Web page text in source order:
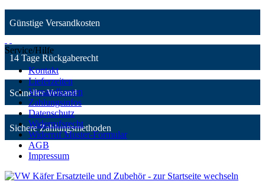
Günstige Versandkosten
14 Tage Rückgaberecht
Schneller Versand
Sichere Zahlungsmethoden
Service/Hilfe
Kontakt
Lieferzeiten
Versandkosten
Zahlungsinfos
Datenschutz
Widerrufsrecht
Widerruf Muster-Formular
AGB
Impressum